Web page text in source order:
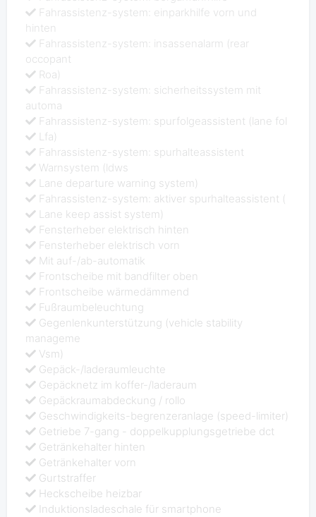
Fahrassistenz-system: einparkhilfe vorn und
hinten
Fahrassistenz-system: insassenalarm (rear
occopant
Roa)
Fahrassistenz-system: sicherheitssystem mit
automa
Fahrassistenz-system: spurfolgeassistent (lane fol
Lfa)
Fahrassistenz-system: spurhalteassistent
Warnsystem (ldws
Lane departure warning system)
Fahrassistenz-system: aktiver spurhalteassistent (
Lane keep assist system)
Fensterheber elektrisch hinten
Fensterheber elektrisch vorn
Mit auf-/ab-automatik
Frontscheibe mit bandfilter oben
Frontscheibe wärmedämmend
Fußraumbeleuchtung
Gegenlenkunterstützung (vehicle stability
manageme
Vsm)
Gepäck-/laderaumleuchte
Gepäcknetz im koffer-/laderaum
Gepäckraumabdeckung / rollo
Geschwindigkeits-begrenzeranlage (speed-limiter)
Getriebe 7-gang - doppelkupplungsgetriebe dct
Getränkehalter hinten
Getränkehalter vorn
Gurtstraffer
Heckscheibe heizbar
Induktionsladeschale für smartphone